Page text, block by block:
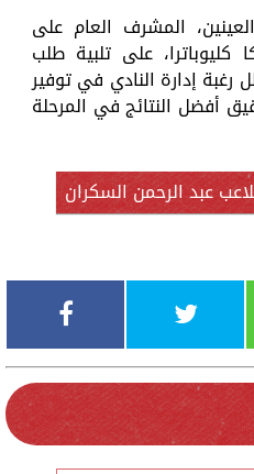
المشرف العام على
كليوباترا، على تلبية طلب
رغبة إدارة النادي في توفير
أفضل النتائج في المرحلة
عبد الرحمن السكران